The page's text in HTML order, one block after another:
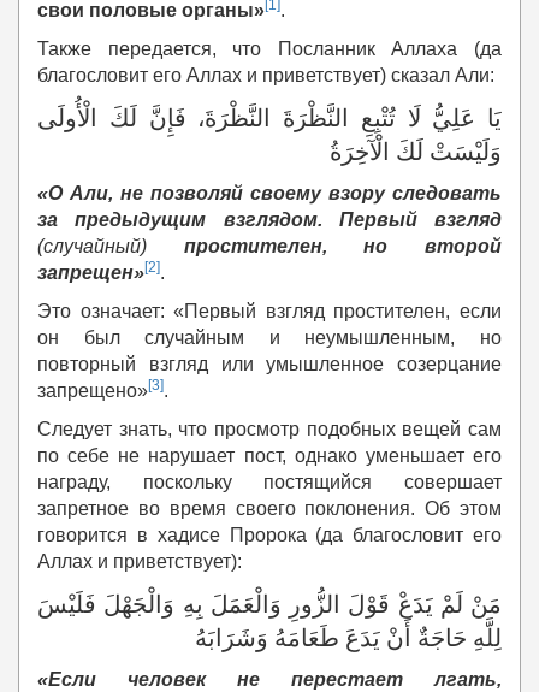
свои половые органы»[1].
Также передается, что Посланник Аллаха (да
благословит его Аллах и приветствует) сказал Али:
يَا عَلِيُّ لَا تُتْبِعِ النَّظْرَةَ النَّظْرَةَ، فَإِنَّ لَكَ الْأُولَى
وَلَيْسَتْ لَكَ الْآخِرَةُ
«О Али, не позволяй своему взору следовать
за предыдущим взглядом. Первый взгляд
(случайный) простителен, но второй
запрещен»[2].
Это означает: «Первый взгляд простителен, если
он был случайным и неумышленным, но
повторный взгляд или умышленное созерцание
запрещено»[3].
Следует знать, что просмотр подобных вещей сам
по себе не нарушает пост, однако уменьшает его
награду, поскольку постящийся совершает
запретное во время своего поклонения. Об этом
говорится в хадисе Пророка (да благословит его
Аллах и приветствует):
مَنْ لَمْ يَدَعْ قَوْلَ الزُّورِ وَالْعَمَلَ بِهِ وَالْجَهْلَ فَلَيْسَ
لِلَّهِ حَاجَةٌ أَنْ يَدَعَ طَعَامَهُ وَشَرَابَهُ
«Если человек не перестает лгать,